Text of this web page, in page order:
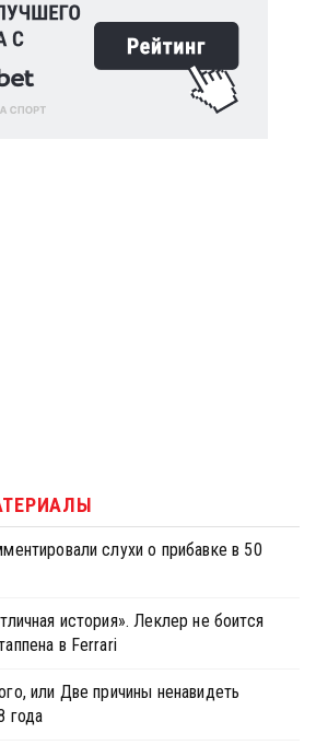
слухи о прибавке в 50
история». Леклер не боится
в Ferrari
или Две причины ненавидеть
года